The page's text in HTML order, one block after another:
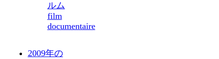
ルム
film
documentaire
2009年の